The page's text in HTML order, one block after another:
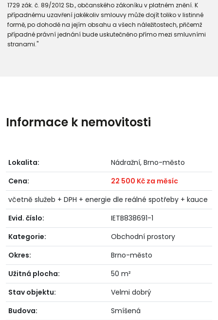
1729 zák. č. 89/2012 Sb., občanského zákoníku v platném znění. K
případnému uzavření jakékoliv smlouvy může dojít toliko v listinné
formě, po dohodě na jejím obsahu a všech náležitostech, přičemž
případné právní jednání bude uskutečněno přímo mezi smluvními
stranami."
Informace k nemovitosti
Lokalita:
Nádražní, Brno-město
Cena:
22 500 Kč za měsíc
včetně služeb + DPH + energie dle reálné spotřeby + kauce
Evid. číslo:
IETB838691-1
Kategorie:
Obchodní prostory
Okres:
Brno-město
Užitná plocha:
50 m²
Stav objektu:
Velmi dobrý
Budova:
Smíšená